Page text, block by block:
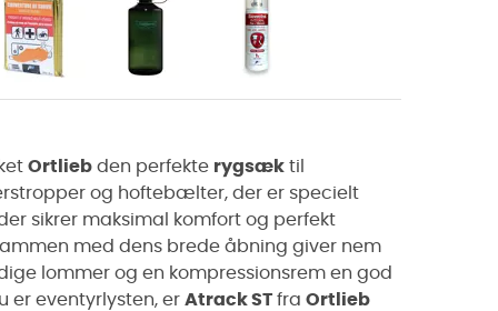
Ortlieb den perfekte rygsæk til
og hoftebælter, der er specielt
sikrer maksimal komfort og perfekt
med dens brede åbning giver nem
lommer og en kompressionsrem en god
er eventyrlysten, er Atrack ST fra Ortlieb